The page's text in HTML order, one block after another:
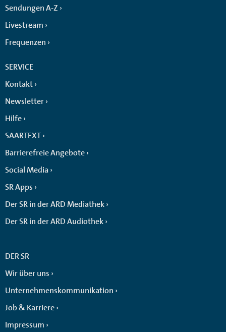
Sendungen A-Z
Livestream
Frequenzen
SERVICE
Kontakt
Newsletter
Hilfe
SAARTEXT
Barrierefreie Angebote
Social Media
SR Apps
Der SR in der ARD Mediathek
Der SR in der ARD Audiothek
DER SR
Wir über uns
Unternehmenskommunikation
Job & Karriere
Impressum